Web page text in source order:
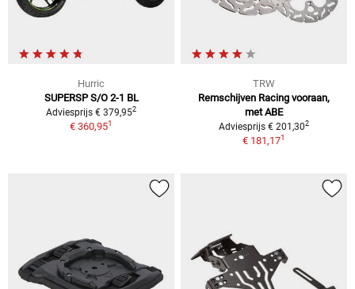
Hurric
SUPERSP S/O 2-1 BL
Adviesprijs € 379,952
€ 360,951
TRW
Remschijven Racing vooraan,
met ABE
Adviesprijs € 201,302
€ 181,171